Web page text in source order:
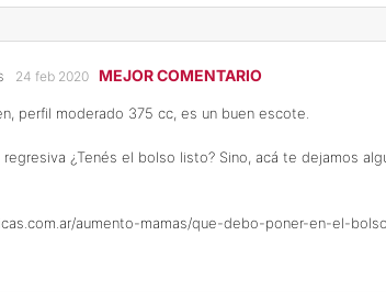
24 feb 2020 MEJOR COMENTARIO
perfil moderado 375 cc, es un buen escote.
¿Tenés el bolso listo? Sino, acá te dejamos
aumento-mamas/que-debo-poner-en-el-